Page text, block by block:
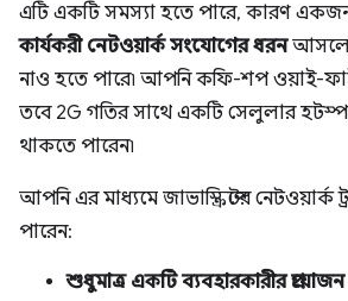
এটি একটি সমস্যা হতে পারে, কারণ
কার্যকরী নেটওয়ার্ক সংযোগের ধরনআসলে
নাও হতে পারে৷ আপনি কফি-শপ ওয়াই-
তবে 2G গতির সাথে একটি সেলুলার
থাকতে পারেন৷
আপনি এর মাধ্যমে জাভাস্ক্রিপ্টের নেটওয়ার্ক
পারেন:
শুধুমাত্র একটি ব্যবহারকারীর